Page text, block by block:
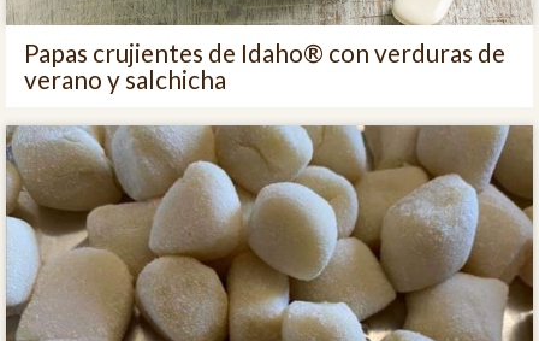
Papas crujientes de Idaho® con verduras de
verano y salchicha